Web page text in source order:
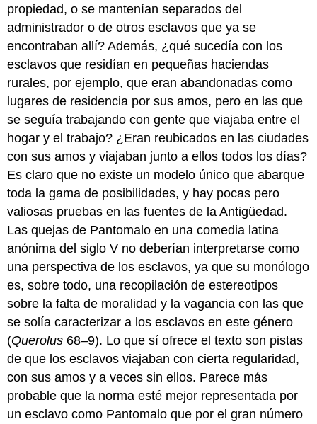
propiedad, o se mantenían separados del
administrador o de otros esclavos que ya se
encontraban allí? Además, ¿qué sucedía con los
esclavos que residían en pequeñas haciendas
rurales, por ejemplo, que eran abandonadas como
lugares de residencia por sus amos, pero en las que
se seguía trabajando con gente que viajaba entre el
hogar y el trabajo? ¿Eran reubicados en las ciudades
con sus amos y viajaban junto a ellos todos los días?
Es claro que no existe un modelo único que abarque
toda la gama de posibilidades, y hay pocas pero
valiosas pruebas en las fuentes de la Antigüedad.
Las quejas de Pantomalo en una comedia latina
anónima del siglo V no deberían interpretarse como
una perspectiva de los esclavos, ya que su monólogo
es, sobre todo, una recopilación de estereotipos
sobre la falta de moralidad y la vagancia con las que
se solía caracterizar a los esclavos en este género
(Querolus 68–9). Lo que sí ofrece el texto son pistas
de que los esclavos viajaban con cierta regularidad,
con sus amos y a veces sin ellos. Parece más
probable que la norma esté mejor representada por
un esclavo como Pantomalo que por el gran número